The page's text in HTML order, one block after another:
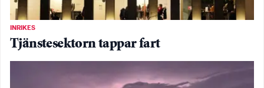
INRIKES
Tjänstesektorn tappar fart